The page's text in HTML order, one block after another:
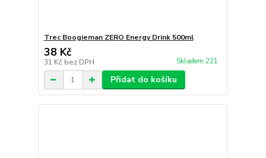
Trec Boogieman ZERO Energy Drink 500ml
38 Kč
31 Kč bez DPH Skladem 221
Přidat do košíku